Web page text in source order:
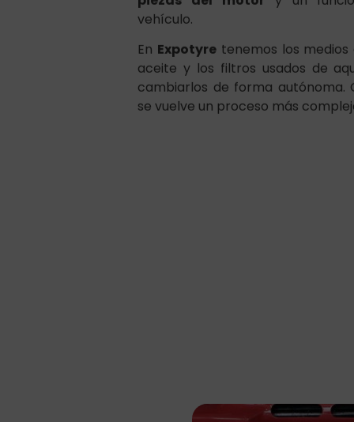
EnExpotyre
cambiarlos de forma
se vuelve un proceso más